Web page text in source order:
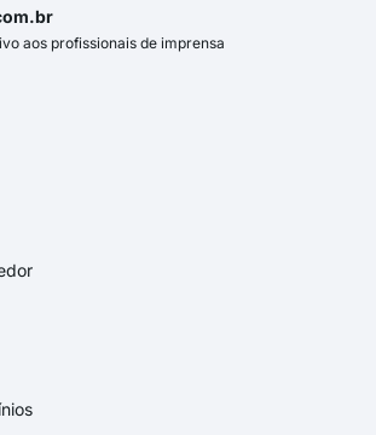
aos profissionais de imprensa